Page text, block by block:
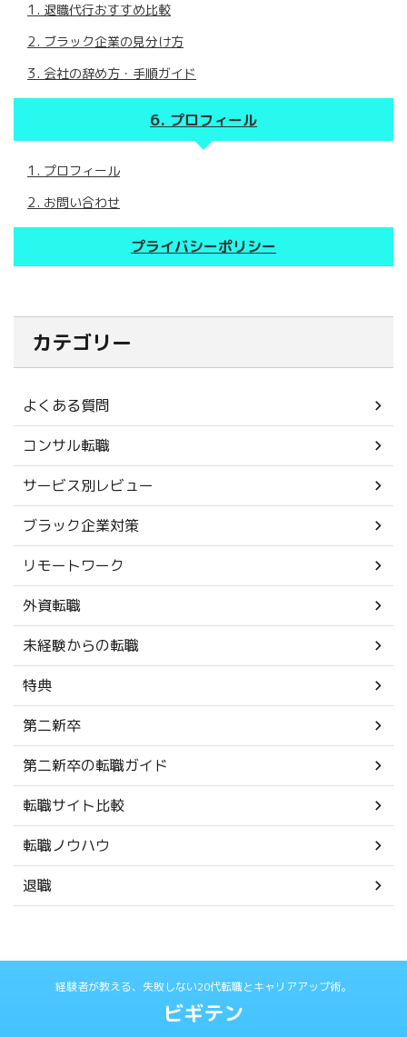
退職代行おすすめ比較
ブラック企業の見分け方
会社の辞め方・手順ガイド
プロフィール
プロフィール
お問い合わせ
プライバシーポリシー
カテゴリー
よくある質問
コンサル転職
サービス別レビュー
ブラック企業対策
リモートワーク
外資転職
未経験からの転職
特典
第二新卒
第二新卒の転職ガイド
転職サイト比較
転職ノウハウ
退職
経験者が教える、失敗しない20代転職とキャリアアップ術。
ビギテン